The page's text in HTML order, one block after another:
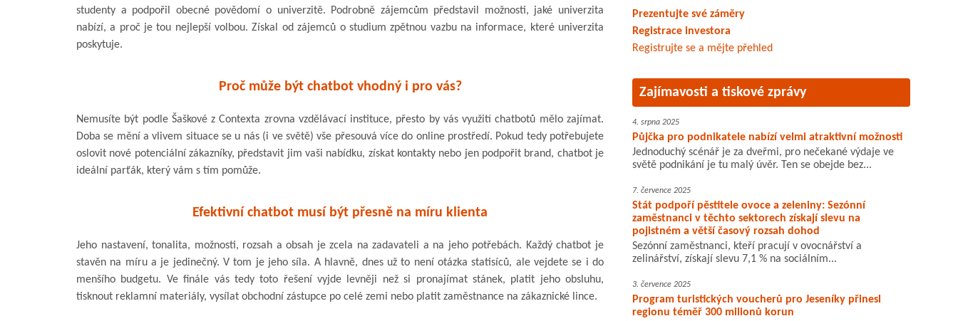
studenty a podpořil obecné povědomí o univerzitě. Podrobně zájemcům představil možnosti, jaké univerzita
nabízí, a proč je tou nejlepší volbou. Získal od zájemců o studium zpětnou vazbu na informace, které univerzita
poskytuje.
Proč může být chatbot vhodný i pro vás?
Nemusíte být podle Šaškové z Contexta zrovna vzdělávací instituce, přesto by vás využití chatbotů mělo zajímat.
Doba se mění a vlivem situace se u nás (i ve světě) vše přesouvá více do online prostředí. Pokud tedy potřebujete
oslovit nové potenciální zákazníky, představit jim vaši nabídku, získat kontakty nebo jen podpořit brand, chatbot je
ideální parťák, který vám s tím pomůže.
Efektivní chatbot musí být přesně na míru klienta
Jeho nastavení, tonalita, možnosti, rozsah a obsah je zcela na zadavateli a na jeho potřebách. Každý chatbot je
stavěn na míru a je jedinečný. V tom je jeho síla. A hlavně, dnes už to není otázka statisíců, ale vejdete se i do
menšího budgetu. Ve finále vás tedy toto řešení vyjde levněji než si pronajímat stánek, platit jeho obsluhu,
tisknout reklamní materiály, vysílat obchodní zástupce po celé zemi nebo platit zaměstnance na zákaznické lince.
Prezentujte své záměry
Registrace investora
Registrujte se a mějte přehled
Zajímavosti a tiskové zprávy
4. srpna 2025
Půjčka pro podnikatele nabízí velmi atraktivní možnosti
Jednoduchý scénář je za dveřmi, pro nečekané výdaje ve
světě podnikání je tu malý úvěr. Ten se obejde bez...
7. července 2025
Stát podpoří pěstitele ovoce a zeleniny: Sezónní
zaměstnanci v těchto sektorech získají slevu na
pojistném a větší časový rozsah dohod
Sezónní zaměstnanci, kteří pracují v ovocnářství a
zelinářství, získají slevu 7,1 % na sociálním...
3. července 2025
Program turistických voucherů pro Jeseníky přinesl
regionu téměř 300 milionů korun